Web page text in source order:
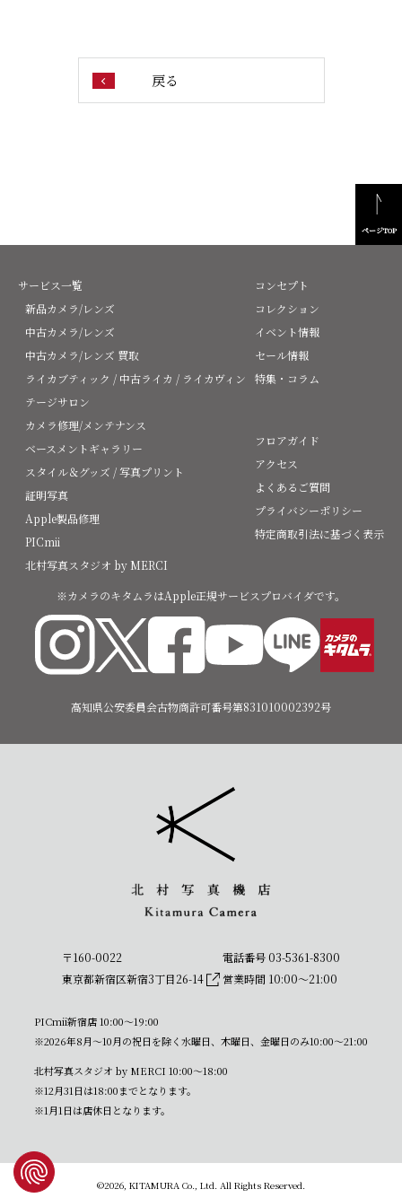
戻る
ページTOP
サービス一覧
新品カメラ/レンズ
中古カメラ/レンズ
中古カメラ/レンズ 買取
ライカブティック / 中古ライカ / ライカヴィン
テージサロン
カメラ修理/メンテナンス
ベースメントギャラリー
スタイル＆グッズ / 写真プリント
証明写真
Apple製品修理
PICmii
北村写真スタジオ by MERCI
※カメラのキタムラはApple正規サービスプロバイダです。
コンセプト
コレクション
イベント情報
セール情報
特集・コラム
フロアガイド
アクセス
よくあるご質問
プライバシーポリシー
特定商取引法に基づく表示
高知県公安委員会古物商許可番号第831010002392号
〒160-0022
東京都新宿区新宿3丁目26-14
電話番号 03-5361-8300
営業時間 10:00〜21:00
PICmii新宿店 10:00〜19:00
※2026年8月～10月の祝日を除く水曜日、木曜日、金曜日のみ10:00～21:00
北村写真スタジオ by MERCI 10:00〜18:00
※12月31日は18:00までとなります。
※1月1日は店休日となります。
©2026, KITAMURA Co., Ltd. All Rights Reserved.